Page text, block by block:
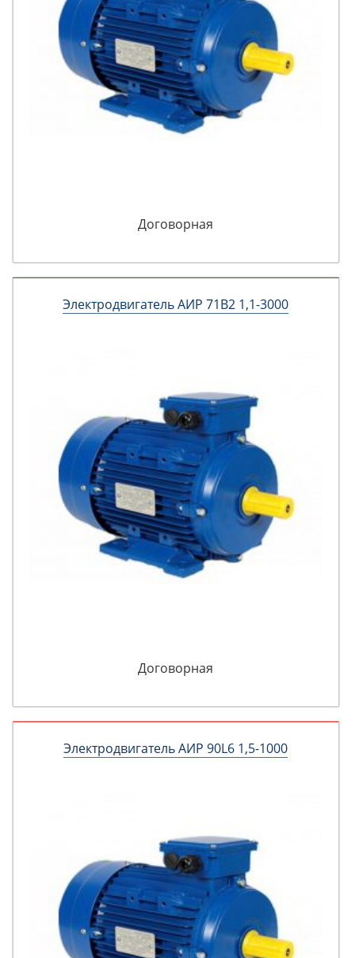
Договорная
Электродвигатель АИР 71В2 1,1-3000
Договорная
Электродвигатель АИР 90L6 1,5-1000